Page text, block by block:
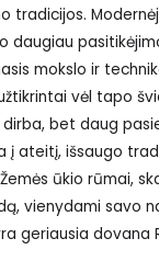
tradicijos.
daugiau
mokslo ir
vėl tapo
dirba, bet daug
į ateitį, išsaugo
ūkio rūmai,
vienydami savo
geriausia dovana